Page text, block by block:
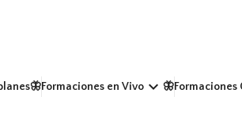
🦋Formaciones en Vivo keyboard_arrow_down🦋Formaciones